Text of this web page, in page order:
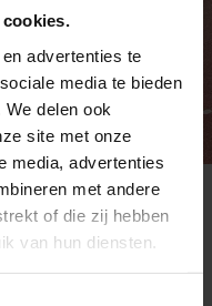
advertenties te
media te bieden
delen ook
site met onze
media, advertenties
met andere
of die zij hebben
van hun diensten.